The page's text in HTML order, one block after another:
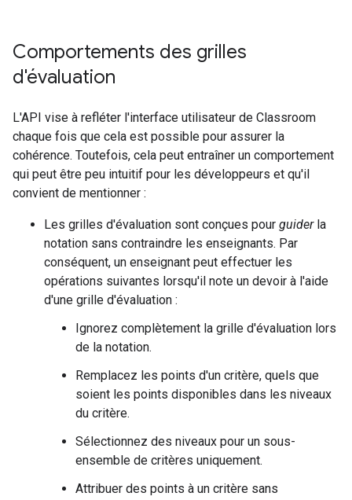
Comportements des grilles
d'évaluation
L'API vise à refléter l'interface utilisateur de Classroom
chaque fois que cela est possible pour assurer la
cohérence. Toutefois, cela peut entraîner un comportement
qui peut être peu intuitif pour les développeurs et qu'il
convient de mentionner :
Les grilles d'évaluation sont conçues pour guiderla
notation sans contraindre les enseignants. Par
conséquent, un enseignant peut effectuer les
opérations suivantes lorsqu'il note un devoir à l'aide
d'une grille d'évaluation :
Ignorez complètement la grille d'évaluation lors
de la notation.
Remplacez les points d'un critère, quels que
soient les points disponibles dans les niveaux
du critère.
Sélectionnez des niveaux pour un sous-
ensemble de critères uniquement.
Attribuer des points à un critère sans